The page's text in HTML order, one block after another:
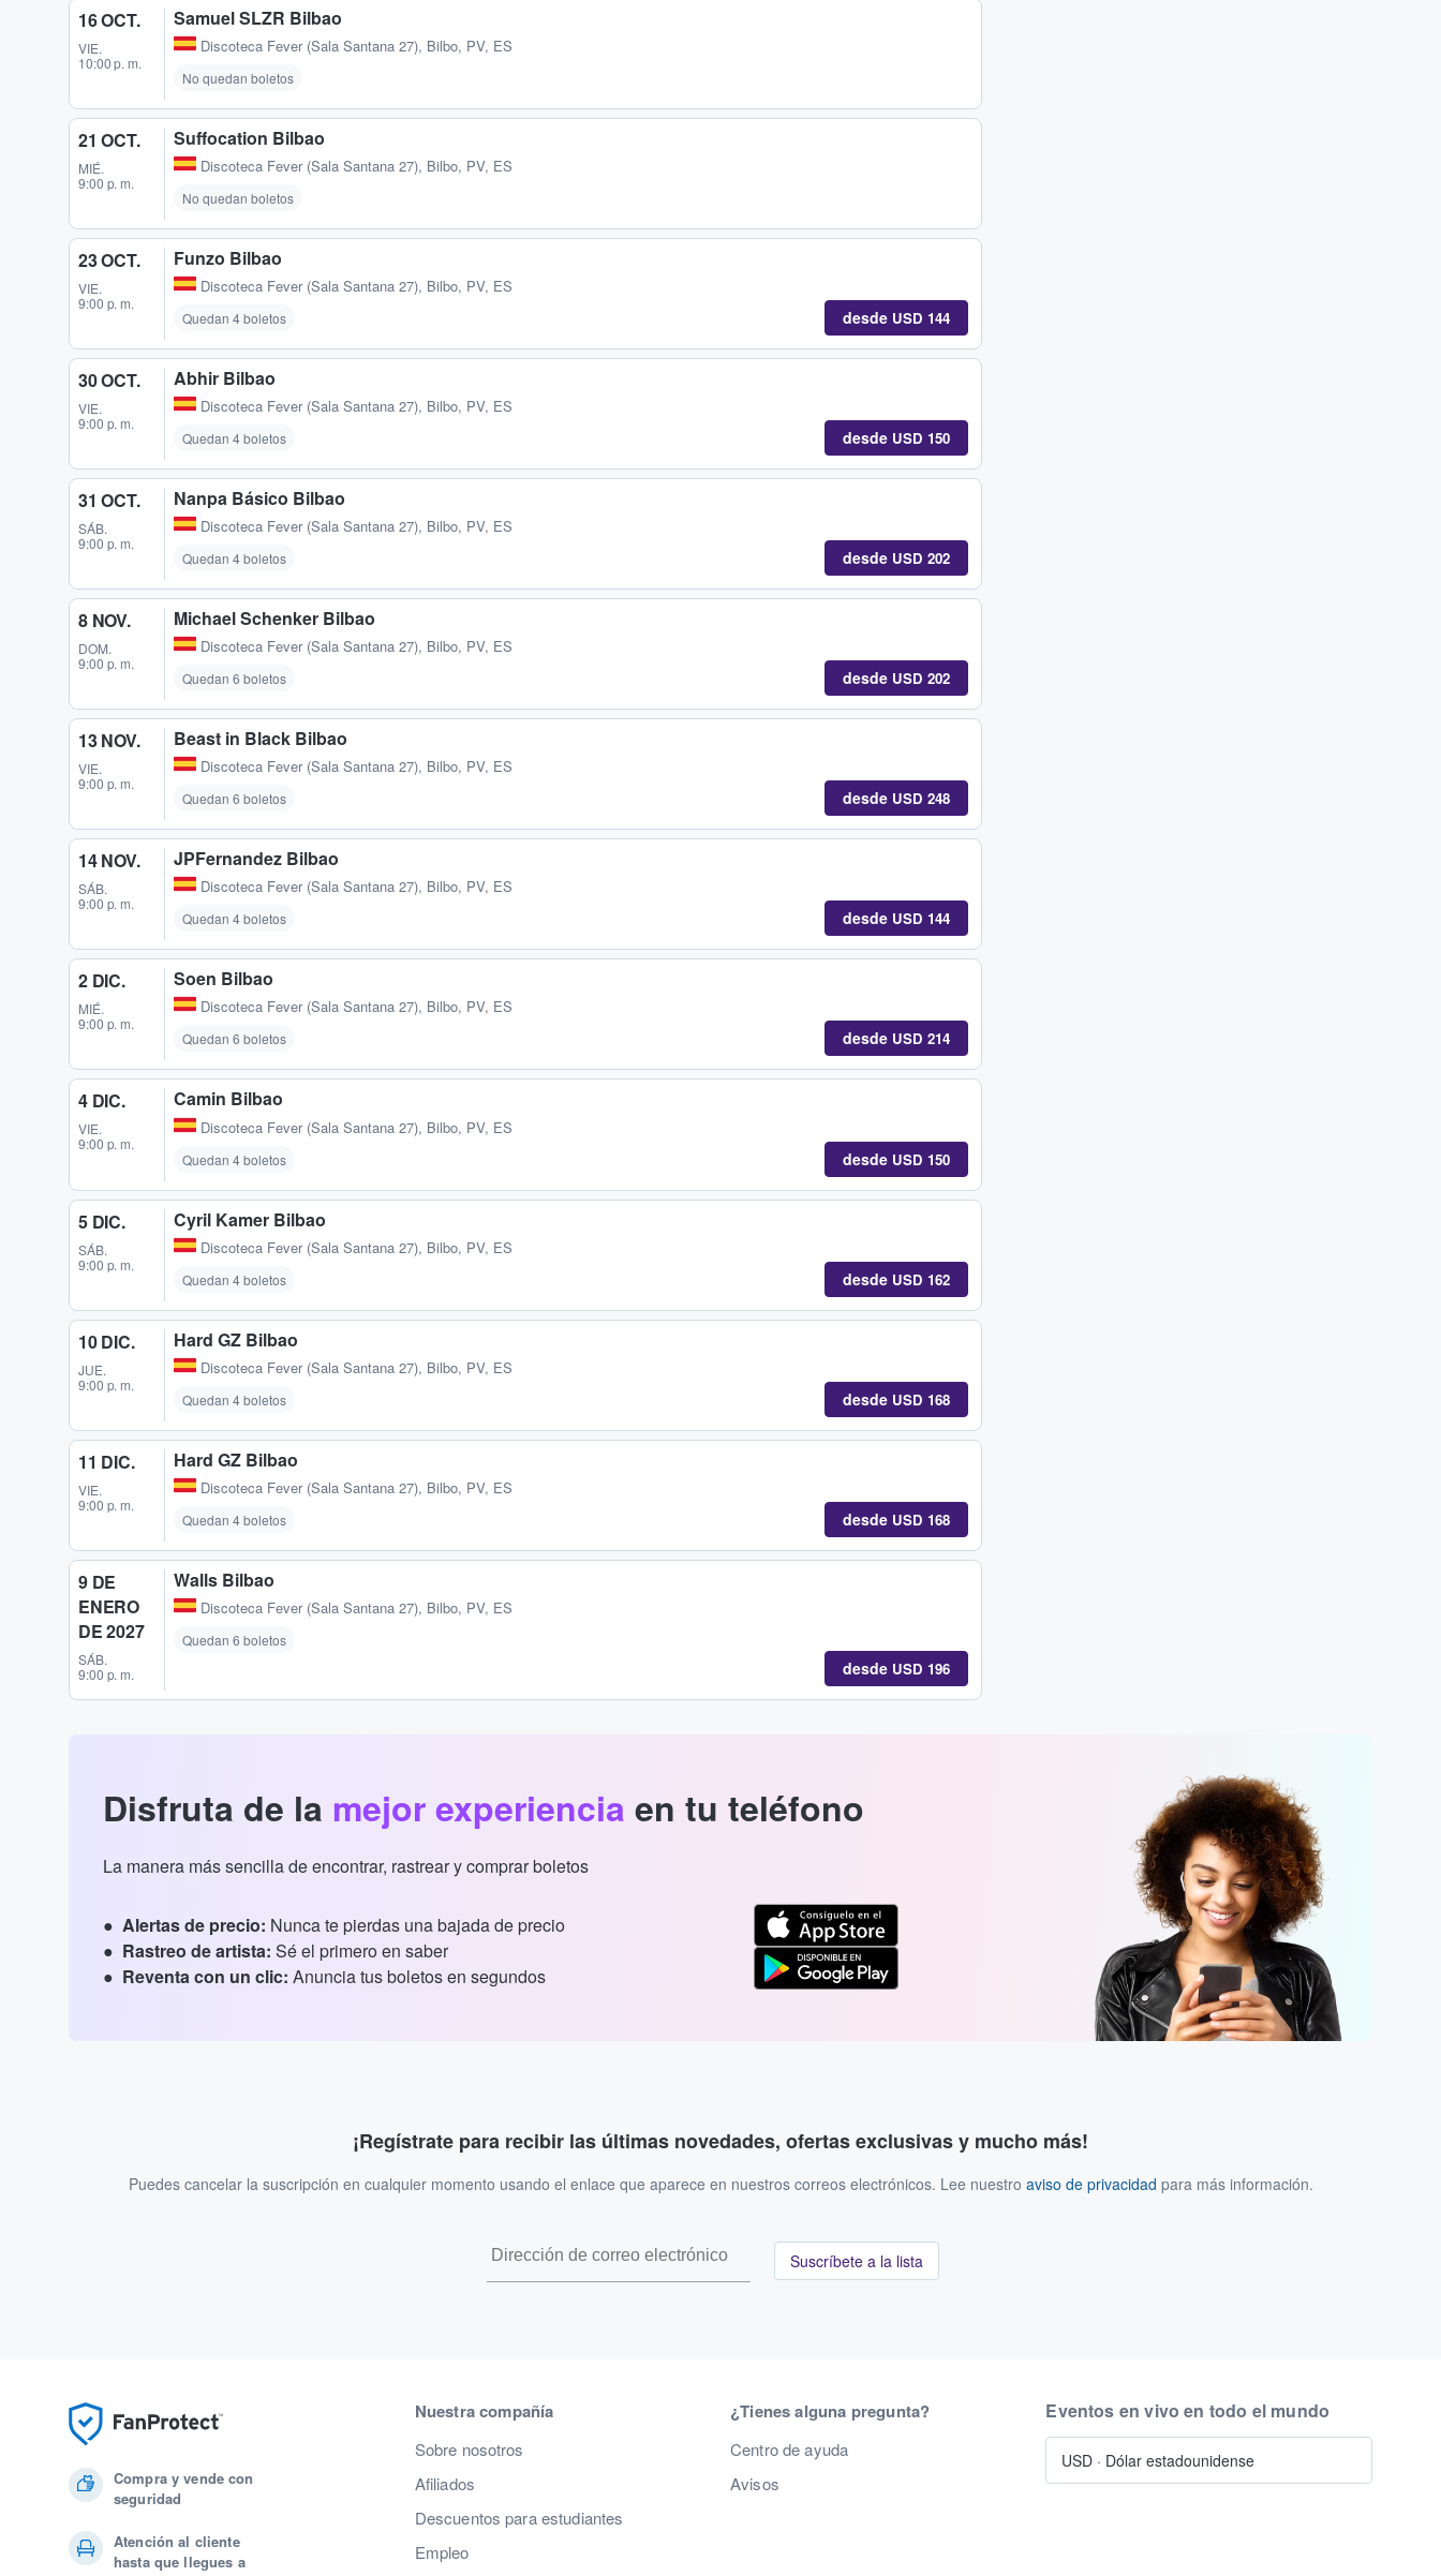
16 OCT.
VIE.
10:00 p. m.
Samuel SLZR Bilbao
Discoteca Fever (Sala Santana 27), Bilbo, PV, ES
No quedan boletos
21 OCT.
MIÉ.
9:00 p. m.
Suffocation Bilbao
Discoteca Fever (Sala Santana 27), Bilbo, PV, ES
No quedan boletos
23 OCT.
VIE.
9:00 p. m.
Funzo Bilbao
Discoteca Fever (Sala Santana 27), Bilbo, PV, ES
Quedan 4 boletos desde USD 144
30 OCT.
VIE.
9:00 p. m.
Abhir Bilbao
Discoteca Fever (Sala Santana 27), Bilbo, PV, ES
Quedan 4 boletos desde USD 150
31 OCT.
SÁB.
9:00 p. m.
Nanpa Básico Bilbao
Discoteca Fever (Sala Santana 27), Bilbo, PV, ES
Quedan 4 boletos desde USD 202
8 NOV.
DOM.
9:00 p. m.
Michael Schenker Bilbao
Discoteca Fever (Sala Santana 27), Bilbo, PV, ES
Quedan 6 boletos desde USD 202
13 NOV.
VIE.
9:00 p. m.
Beast in Black Bilbao
Discoteca Fever (Sala Santana 27), Bilbo, PV, ES
Quedan 6 boletos desde USD 248
14 NOV.
SÁB.
9:00 p. m.
JPFernandez Bilbao
Discoteca Fever (Sala Santana 27), Bilbo, PV, ES
Quedan 4 boletos desde USD 144
2 DIC.
MIÉ.
9:00 p. m.
Soen Bilbao
Discoteca Fever (Sala Santana 27), Bilbo, PV, ES
Quedan 6 boletos desde USD 214
4 DIC.
VIE.
9:00 p. m.
Camin Bilbao
Discoteca Fever (Sala Santana 27), Bilbo, PV, ES
Quedan 4 boletos desde USD 150
5 DIC.
SÁB.
9:00 p. m.
Cyril Kamer Bilbao
Discoteca Fever (Sala Santana 27), Bilbo, PV, ES
Quedan 4 boletos desde USD 162
10 DIC.
JUE.
9:00 p. m.
Hard GZ Bilbao
Discoteca Fever (Sala Santana 27), Bilbo, PV, ES
Quedan 4 boletos desde USD 168
11 DIC.
VIE.
9:00 p. m.
Hard GZ Bilbao
Discoteca Fever (Sala Santana 27), Bilbo, PV, ES
Quedan 4 boletos desde USD 168
9 DE
ENERO
DE 2027
SÁB.
9:00 p. m.
Walls Bilbao
Discoteca Fever (Sala Santana 27), Bilbo, PV, ES
Quedan 6 boletos
desde USD 196
Disfruta de la mejor experiencia en tu teléfono
La manera más sencilla de encontrar, rastrear y comprar boletos
Alertas de precio: Nunca te pierdas una bajada de precio
Rastreo de artista: Sé el primero en saber
Reventa con un clic: Anuncia tus boletos en segundos
¡Regístrate para recibir las últimas novedades, ofertas exclusivas y mucho más!
Puedes cancelar la suscripción en cualquier momento usando el enlace que aparece en nuestros correos electrónicos. Lee nuestro aviso de privacidad para más información.
Suscríbete a la lista
Compra y vende con
seguridad
Atención al cliente
hasta que llegues a
Nuestra compañía
Sobre nosotros
Afiliados
Descuentos para estudiantes
Empleo
¿Tienes alguna pregunta?
Centro de ayuda
Avisos
Eventos en vivo en todo el mundo
USD · Dólar estadounidense